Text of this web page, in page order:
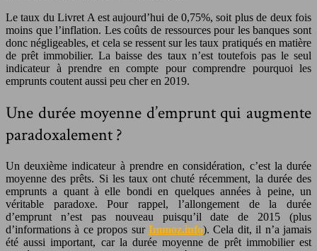
Le taux du Livret A est aujourd’hui de 0,75%, soit plus de deux fois
moins que l’inflation. Les coûts de ressources pour les banques sont
donc négligeables, et cela se ressent sur les taux pratiqués en matière
de prêt immobilier. La baisse des taux n’est toutefois pas le seul
indicateur à prendre en compte pour comprendre pourquoi les
emprunts coutent aussi peu cher en 2019.
Une durée moyenne d’emprunt qui augmente
paradoxalement ?
Un deuxième indicateur à prendre en considération, c’est la durée
moyenne des prêts. Si les taux ont chuté récemment, la durée des
emprunts a quant à elle bondi en quelques années à peine, un
véritable paradoxe. Pour rappel, l’allongement de la durée
d’emprunt n’est pas nouveau puisqu’il date de 2015 (plus
d’informations à ce propos sur Immoz.info). Cela dit, il n’a jamais
été aussi important, car la durée moyenne de prêt immobilier est